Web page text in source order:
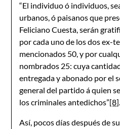
“El individuo ó individuos,
urbanos, ó paisanos que
Feliciano Cuesta, serán
por cada uno de los dos ex-
mencionados 50, y por
nombrados 25: cuya
entregada y abonado por el
general del partido á quien
los criminales antedichos”[8].
Así, pocos días después de